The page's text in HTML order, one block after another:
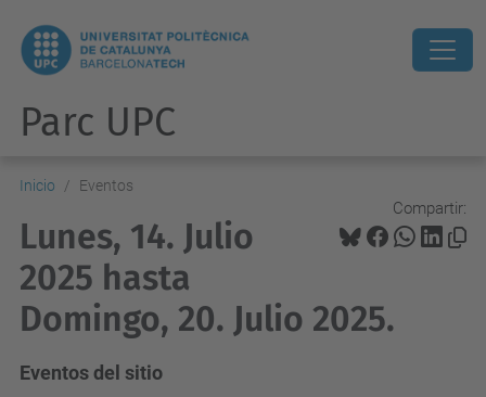
Parc UPC
Inicio Eventos
Compartir:
Lunes, 14. Julio
2025 hasta
Domingo, 20. Julio 2025.
Eventos del sitio